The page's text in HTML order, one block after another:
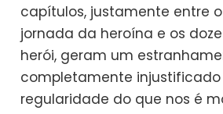
capítulos, justamente entre
jornada da heroína e os
herói, geram um
completamente
regularidade do que nos é